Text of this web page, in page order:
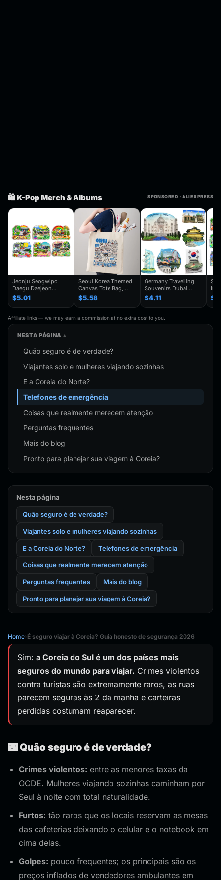
🛍️ K-Pop Merch & Albums SPONSORED · ALIEXPRESS
Jeonju Seogwipo
Daegu Daejeon
Chuncheon Andong
South Korea Fridge
Magnet Travel
Souvenir Gift
Handmade Decorative
$5.01
Seoul Korea Themed
Canvas Tote Bag,
Seoul Souvenir Gift,
Seoul City Shoulder
Bag For
Traveler,Trendy
Folding Shoulder Bag
$5.58
Germany Travelling
Souvenirs Dubai
Kuwait Fridge
Stickers Japan
Shanghai Korea
Finland Mauritius
Fridge Magnets
$4.11
Affiliate links — we may earn a commission at no extra cost to you.
NESTA PÁGINA
Quão seguro é de verdade?
Viajantes solo e mulheres viajando sozinhas
E a Coreia do Norte?
Telefones de emergência
Coisas que realmente merecem atenção
Perguntas frequentes
Mais do blog
Pronto para planejar sua viagem à Coreia?
Nesta página
Quão seguro é de verdade?
Viajantes solo e mulheres viajando sozinhas
E a Coreia do Norte? Telefones de emergência
Coisas que realmente merecem atenção
Perguntas frequentes Mais do blog
Pronto para planejar sua viagem à Coreia?
Home›É seguro viajar à Coreia? Guia honesto de segurança 2026
Sim: a Coreia do Sul é um dos países mais
seguros do mundo para viajar. Crimes violentos
contra turistas são extremamente raros, as ruas
parecem seguras às 2 da manhã e carteiras
perdidas costumam reaparecer.
🌃 Quão seguro é de verdade?
Crimes violentos: entre as menores taxas da
OCDE. Mulheres viajando sozinhas caminham por
Seul à noite com total naturalidade.
Furtos: tão raros que os locais reservam as mesas
das cafeterias deixando o celular e o notebook em
cima delas.
Golpes: pouco frequentes; os principais são os
preços inflados de vendedores ambulantes em